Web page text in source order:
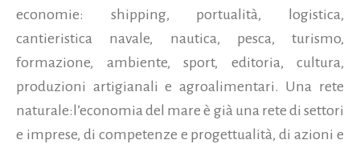
economie: shipping, portualità, logistica,
cantieristica navale, nautica, pesca, turismo,
formazione, ambiente, sport, editoria, cultura,
produzioni artigianali e agroalimentari. Una rete
naturale:l’economia del mare è già una rete di settori
e imprese, di competenze e progettualità, di azioni e